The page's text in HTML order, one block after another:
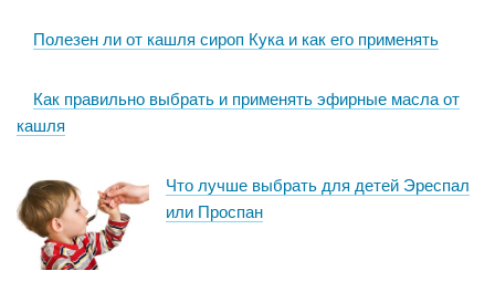
Полезен ли от кашля сироп Кука и как его применять
Как правильно выбрать и применять эфирные масла от
кашля
Что лучше выбрать для детей Эреспал
или Проспан